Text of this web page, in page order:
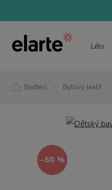
Léto
Bydlení Bytový textil
−50 %